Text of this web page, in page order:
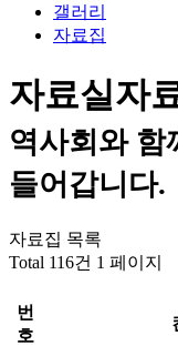
갤러리
자료집
자료실자
역사회와 함
들어갑니다.
자료집 목록
Total 116건 1 페이지
번
호